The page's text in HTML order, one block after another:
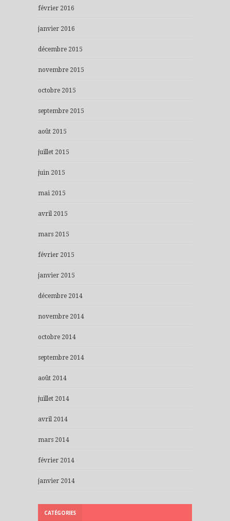
février 2016
janvier 2016
décembre 2015
novembre 2015
octobre 2015
septembre 2015
août 2015
juillet 2015
juin 2015
mai 2015
avril 2015
mars 2015
février 2015
janvier 2015
décembre 2014
novembre 2014
octobre 2014
septembre 2014
août 2014
juillet 2014
avril 2014
mars 2014
février 2014
janvier 2014
CATÉGORIES